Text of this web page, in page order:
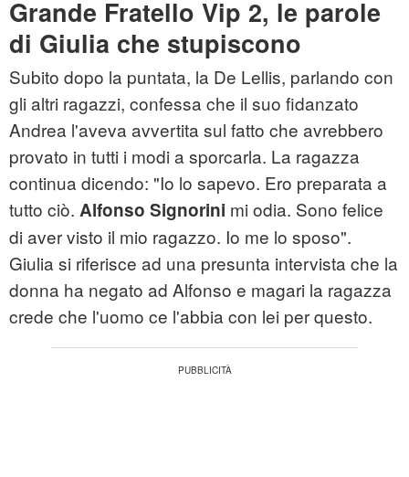
Grande Fratello Vip 2, le parole
di Giulia che stupiscono
Subito dopo la puntata, la De Lellis, parlando con
gli altri ragazzi, confessa che il suo fidanzato
Andrea l'aveva avvertita sul fatto che avrebbero
provato in tutti i modi a sporcarla. La ragazza
continua dicendo: "Io lo sapevo. Ero preparata a
tutto ciò. Alfonso Signorini mi odia. Sono felice
di aver visto il mio ragazzo. Io me lo sposo".
Giulia si riferisce ad una presunta intervista che la
donna ha negato ad Alfonso e magari la ragazza
crede che l'uomo ce l'abbia con lei per questo.